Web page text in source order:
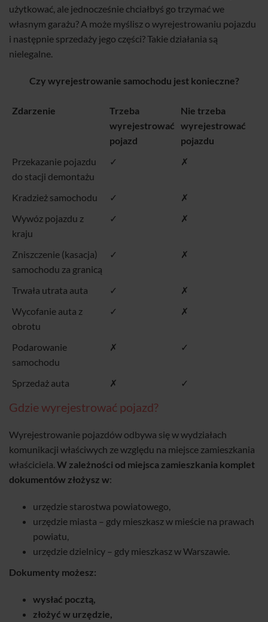
użytkować, ale jednocześnie chciałbyś go trzymać we
własnym garażu? A może myślisz o wyrejestrowaniu pojazdu
i następnie sprzedaży jego części? Takie działania są
nielegalne.
Czy wyrejestrowanie samochodu jest konieczne?
Zdarzenie
Trzeba
wyrejestrować
pojazd
Nie trzeba
wyrejestrować
pojazdu
Przekazanie pojazdu
do stacji demontażu
✓ ✗
Kradzież samochodu ✓
✗
Wywóz pojazdu z
kraju
✓ ✗
Zniszczenie (kasacja)
samochodu za granicą
✓ ✗
Trwała utrata auta ✓
✗
Wycofanie auta z
obrotu
✓ ✗
Podarowanie
samochodu
✗ ✓
Sprzedaż auta ✗ ✓
Gdzie wyrejestrować pojazd?
Wyrejestrowanie pojazdów odbywa się w wydziałach
komunikacji właściwych ze względu na miejsce zamieszkania
właściciela. W zależności od miejsca zamieszkania komplet
dokumentów złożysz w:
urzędzie starostwa powiatowego,
urzędzie miasta – gdy mieszkasz w mieście na prawach
powiatu,
urzędzie dzielnicy – gdy mieszkasz w Warszawie.
Dokumenty możesz:
wysłać pocztą,
złożyć w urzędzie,